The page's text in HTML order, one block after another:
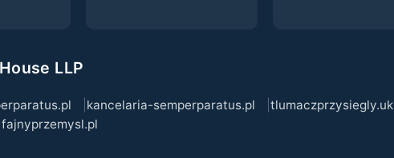
LLP
kancelaria-semperparatus.pl tlumaczprzysiegly.uk
fajnyprzemysl.pl